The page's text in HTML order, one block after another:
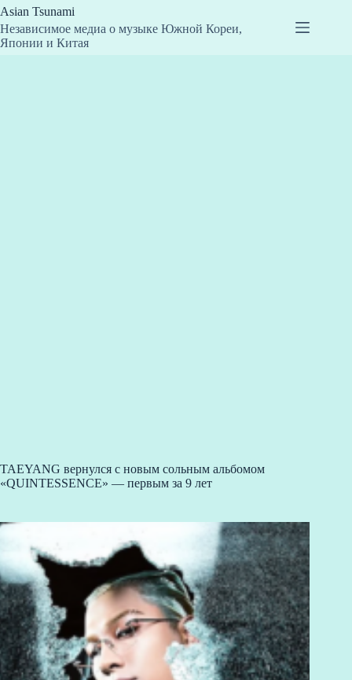
Перейти
к
сути
Asian Tsunami
Независимое медиа о музыке Южной Кореи,
Японии и Китая
TAEYANG вернулся с новым сольным альбомом
«QUINTESSENCE» — первым за 9 лет